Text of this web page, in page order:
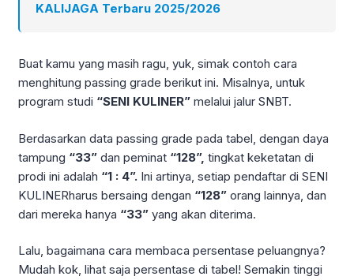
KALIJAGA Terbaru 2025/2026
Buat kamu yang masih ragu, yuk, simak contoh cara
menghitung passing grade berikut ini. Misalnya, untuk
program studi “SENI KULINER” melalui jalur SNBT.
Berdasarkan data passing grade pada tabel, dengan daya
tampung “33” dan peminat “128”, tingkat keketatan di
prodi ini adalah “1 : 4”. Ini artinya, setiap pendaftar di SENI
KULINERharus bersaing dengan “128” orang lainnya, dan
dari mereka hanya “33” yang akan diterima.
Lalu, bagaimana cara membaca persentase peluangnya?
Mudah kok, lihat saja persentase di tabel! Semakin tinggi